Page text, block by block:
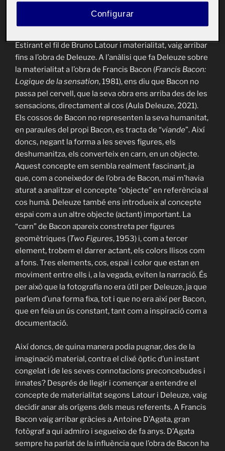
volum més, en espai propi, en contingut i contingent,
Estirant el fil de Bruno Latour i materialitat, vaig arribar
fins a l’obra de Deleuze. A l’anàlisi que fa Deleuze sobre
la materialitat a l’obra de Francis Bacon (Francis Bacon:
Logique de la sensation, 1981), ens diu que Bacon no
passa pel cervell, que la seva obra ens arriba des de les
sensacions, directament al cos (Aula Deleuze, 2021).
Els cossos de Bacon no representen la seva humanitat,
en paraules del propi Bacon, es tracta de “viande”. Així
doncs, negant la forma a les seves figures, els
deshumanitza, els converteix en carn, en un objecte.
Aquest concepte em sembla realment fascinant, ja
que, com a coneixedor de l’obra de Bacon, mai m’havia
aturat a analitzar el concepte “objecte” en referència al
cos humà. Deleuze també ens introdueix al concepte
espai com a un altre objecte (actant) important. La
“carn” de Bacon apareix constreta per figures
geomètriques (Two Figures, 1953) i, com a tercer
element, trobem el darrer actant, els colors llisos com
a fons. Tres elements, cos, espai i color que estan en
moviment entre ells i, a la vegada, eviten la narració. És
per això que la fotografia no era útil per Deleuze, ja que
parlem d’una forma fixa, tot i que no era així per Bacon,
que en feia un ús constant, tant com a inspiració com a
documentació.
Així doncs, de quina manera podia pugnar, des de la
imaginació material, contra el clixé òptic d’un instant
congelat i de les seves connotacions preconcebudes i
innates? Després de llegir i començar a entendre el
concepte de materialitat segons Latour i Deleuze, vaig
decidir anar als orígens dels meus referents. A Francis
Bacon vaig arribar gràcies a Antoine D’Agata, gran
fotògraf a qui admiro i segueixo de fa anys. D’Agata
sempre ha parlat de la influència que l’obra de Bacon ha
Configurar